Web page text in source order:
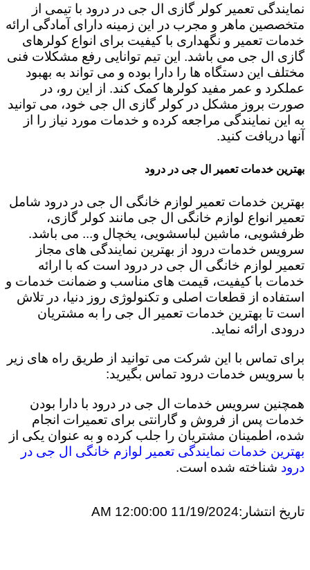
نمایندگی تعمیر کولر گازی ال جی در درود با تیمی از
متخصصین ماهر و مجرب در این زمینه دارای آمادگی ارائه
خدمات تعمیر و نگهداری با کیفیت برای انواع کولرهای
گازی ال جی می باشد. این تیم توانایی رفع مشکلات فنی
مختلف این دستگاه ها را دارا بوده و می تواند به بهبود
عملکرد و عمر مفید کولرها کمک کند. از این رو، در
صورت بروز مشکل در کولر گازی ال جی خود، می توانید
به این نمایندگی مراجعه کرده و خدمات مورد نیاز را از
آنها دریافت کنید.
بهترین خدمات تعمیر ال جی در درود
بهترین خدمات تعمیر لوازم خانگی ال جی در درود شامل
تعمیر انواع لوازم خانگی ال جی مانند کولر گازی،
ظرفشویی، ماشین لباسشویی، یخچال و... می باشد.
سرویس خدمات درود از بهترین نمایندگی های مجاز
تعمیر لوازم خانگی ال جی در درود است که با ارائه
خدمات با کیفیت، قیمت های مناسب و ضمانت خدمات و
استفاده از قطعات اصلی و تکنولوژی روز دنیا، در تلاش
است تا بهترین خدمات تعمیر ال جی را به مشتریان
درودی ارائه نماید.
برای تماس با این شرکت می توانید از طریق راه های زیر
با سرویس خدمات درود تماس بگیرید:
همچنین سرویس خدمات ال جی در درود با دارا بودن
خدمات پس از فروش و گارانتی برای تعمیرات انجام
شده، اطمینان مشتریان را جلب کرده و به عنوان یکی از
بهترین خدمات نمایندگی تعمیر لوازم خانگی ال جی در
درود شناخته شده است.
تاریخ انتشار:11/19/2024 12:00:00 AM